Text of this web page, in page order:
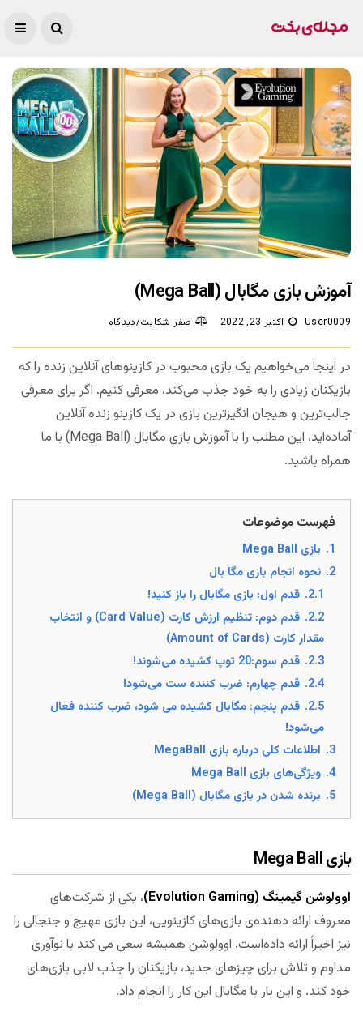
آموزش بازی مگابال (Mega Ball)
User0009 اکتبر 23, 2022 صفر شکایت/دیدگاه
در اینجا می‌خواهیم یک بازی محبوب در کازینوهای آنلاین زنده را که
بازیکنان زیادی را به خود جذب می‌کند، معرفی کنیم. اگر برای معرفی
جالب‌ترین و هیجان انگیزترین بازی در یک کازینو زنده آنلاین
آماده‌اید، این مطلب را با آموزش بازی مگابال (Mega Ball) با ما
همراه باشید.
فهرست موضوعات
1. بازی Mega Ball
2. نحوه انجام بازی مگا بال
2.1. قدم اول: بازی مگابال را باز کنید!
2.2.
قدم دوم: تنظیم ارزش کارت (Card Value) و انتخاب
مقدار کارت (Amount of Cards)
2.3. قدم سوم:20 توپ کشیده می‌شوند!
2.4. قدم چهارم: ضرب کننده ست می‌شود!
2.5. قدم پنجم: مگابال کشیده می شود، ضرب کننده فعال
می‌شود!
3. اطلاعات کلی درباره بازی MegaBall
4. ویژگی‌های بازی Mega Ball
5. برنده شدن در بازی مگابال (Mega Ball)
بازی Mega Ball
اوولوشن گیمینگ (Evolution Gaming)
، یکی از شرکت‌های
معروف ارائه دهنده‌ی بازی‌های کازینویی، این بازی مهیج و جنجالی را
نیز اخیراً ارائه داده‌است. اوولوشن همیشه سعی می کند با نوآوری
مداوم و تلاش برای چیزهای جدید، بازیکنان را جذب لابی بازی‌های
خود کند. و این بار با مگابال این کار را انجام داد.